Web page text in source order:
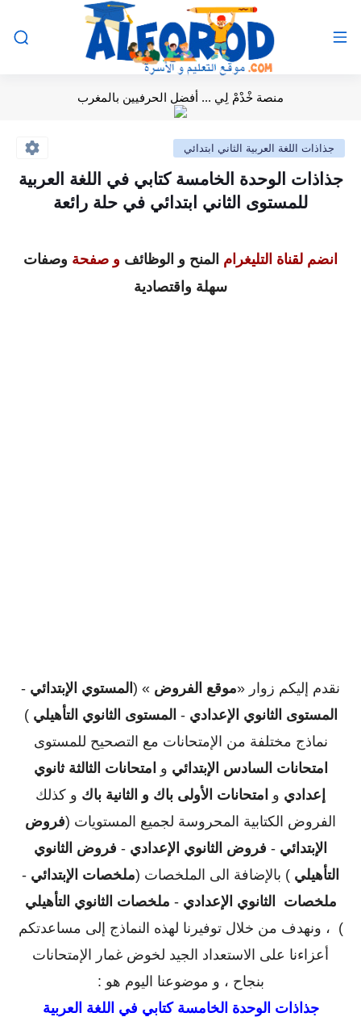
منصة خْدْمْ لِي ... أفضل الحرفيين بالمغرب
جذاذات اللغة العربية الثاني ابتدائي
جذاذات الوحدة الخامسة كتابي في اللغة العربية
للمستوى الثاني ابتدائي في حلة رائعة
انضم لقناة التليغرام المنح و الوظائف و صفحة وصفات
سهلة واقتصادية
نقدم إليكم زوار «موقع الفروض » ( المستوي الإبتدائي -
المستوى الثانوي الإعدادي - المستوى الثانوي التأهيلي )
نماذج مختلفة من الإمتحانات مع التصحيح للمستوى
امتحانات السادس الإبتدائي و امتحانات الثالثة ثانوي
إعدادي و امتحانات الأولى باك و الثانية باك و كذلك
الفروض الكتابية المحروسة لجميع المستويات (فروض
الإبتدائي - فروض الثانوي الإعدادي - فروض الثانوي
التأهيلي ) بالإضافة الى الملخصات (ملخصات الإبتدائي -
ملخصات الثانوي الإعدادي - ملخصات الثانوي التأهيلي
) ، ونهدف من خلال توفيرنا لهذه النماذج إلى مساعدتكم
أعزاءنا على الاستعداد الجيد لخوض غمار الإمتحانات
بنجاح ، و موضوعنا اليوم هو :
جذاذات الوحدة الخامسة كتابي في اللغة العربية